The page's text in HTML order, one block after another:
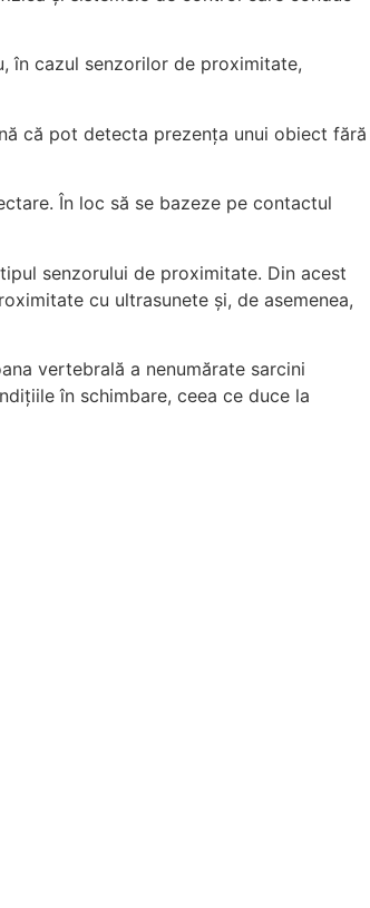
în cazul senzorilor de proximitate,
că pot detecta prezența unui obiect fără
În loc să se bazeze pe contactul
senzorului de proximitate. Din acest
cu ultrasunete și, de asemenea,
vertebrală a nenumărate sarcini
în schimbare, ceea ce duce la